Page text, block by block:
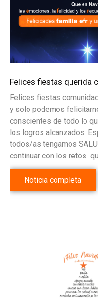
Felices fiestas querida
Felices fiestas
y solo podemos
conscientes de todo lo
los logros alcanzados.
todos/as tengamos
continuar con los retos
Noticia completa